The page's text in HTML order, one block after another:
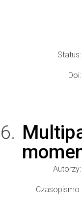
Status:
Doi:
Autorzy:
Czasopismo: